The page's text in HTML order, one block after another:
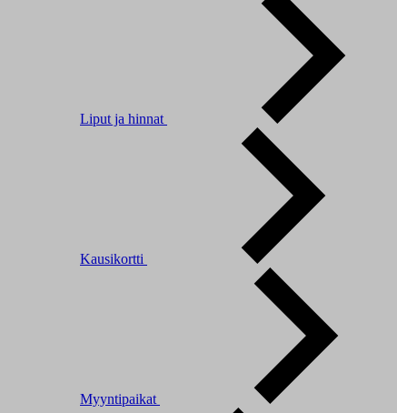
Liput ja hinnat
Kausikortti
Myyntipaikat